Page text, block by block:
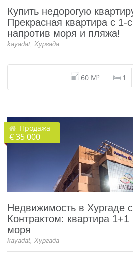
Купить недорогую
Прекрасная квартира с 1-
напротив моря и пляжа!
kayadat, Хургада
60 M² 1
Продажа
€ 35 000
Недвижимость в Хургаде
Контрактом: квартира
моря
kayadat, Хургада